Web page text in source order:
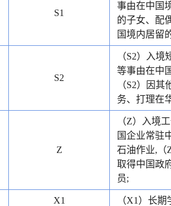
S1
事由在中国
的子女、配
国境内居留
S2
（S2）入
等事由在中
（S2）因
务、打理在
Z
（Z）入境
国企业常驻
石油作业,（
取得中国政
员;
X1 （X1）长期